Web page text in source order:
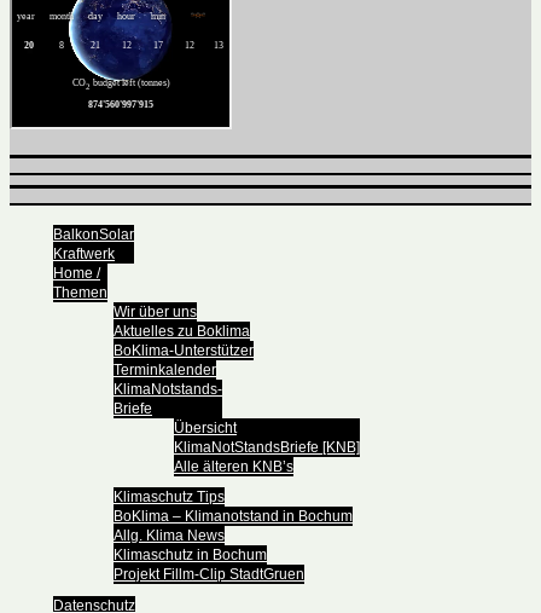
BalkonSolar
Kraftwerk
Home /
Themen
Wir über uns
Aktuelles zu Boklima
BoKlima-Unterstützer
Terminkalender
KlimaNotstands-
Briefe
Übersicht
KlimaNotStandsBriefe [KNB]
Alle älteren KNB’s
Klimaschutz Tips
BoKlima – Klimanotstand in Bochum
Allg. Klima News
Klimaschutz in Bochum
Projekt Fillm-Clip StadtGruen
Datenschutz